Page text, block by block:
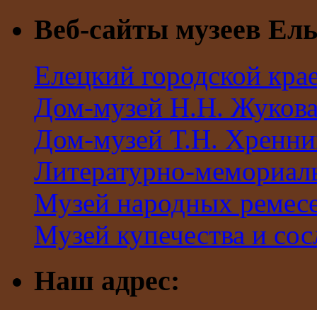
Веб-сайты музеев
Елецкий городской
Дом-музей Н.Н.
Дом-музей Т.Н.
Литературно-
Музей народных
Музей купечества и
Наш адрес: